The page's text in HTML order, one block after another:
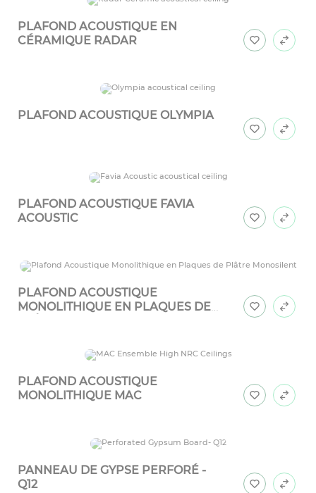
PLAFOND ACOUSTIQUE EN
CÉRAMIQUE RADAR
PLAFOND ACOUSTIQUE OLYMPIA
PLAFOND ACOUSTIQUE FAVIA
ACOUSTIC
PLAFOND ACOUSTIQUE
MONOLITHIQUE EN PLAQUES DE
PLAFOND ACOUSTIQUE
MONOLITHIQUE MAC
PANNEAU DE GYPSE PERFORÉ -
Q12